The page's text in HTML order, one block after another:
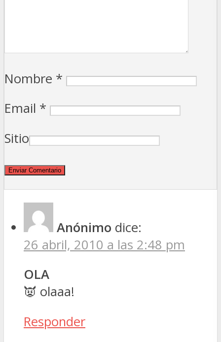
Nombre *
Email *
Sitio
Anónimo dice:
26 abril, 2010 a las 2:48 pm
OLA
👿 olaaa!
Responder